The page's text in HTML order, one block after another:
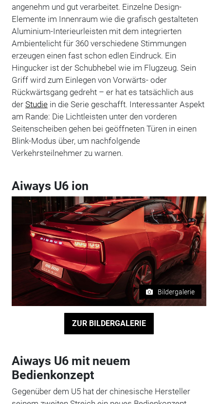
angenehm und gut verarbeitet. Einzelne Design-
Elemente im Innenraum wie die grafisch gestalteten
Aluminium-Interieurleisten mit dem integrierten
Ambientelicht für 360 verschiedene Stimmungen
erzeugen einen fast schon edlen Eindruck. Ein
Hingucker ist der Schubhebel wie im Flugzeug. Sein
Griff wird zum Einlegen von Vorwärts- oder
Rückwärtsgang gedreht – er hat es tatsächlich aus
der Studiein die Serie geschafft. Interessanter Aspekt
am Rande: Die Lichtleisten unter den vorderen
Seitenscheiben gehen bei geöffneten Türen in einen
Blink-Modus über, um nachfolgende
Verkehrsteilnehmer zu warnen.
Aiways U6 ion
Bildergalerie
ZUR BILDERGALERIE
Aiways U6 mit neuem
Bedienkonzept
Gegenüber dem U5 hat der chinesische Hersteller